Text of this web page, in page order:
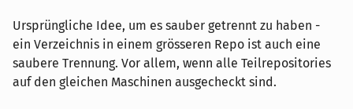
Ursprüngliche Idee, um es sauber getrennt zu haben -
ein Verzeichnis in einem grösseren Repo ist auch eine
saubere Trennung. Vor allem, wenn alle Teilrepositories
auf den gleichen Maschinen ausgecheckt sind.